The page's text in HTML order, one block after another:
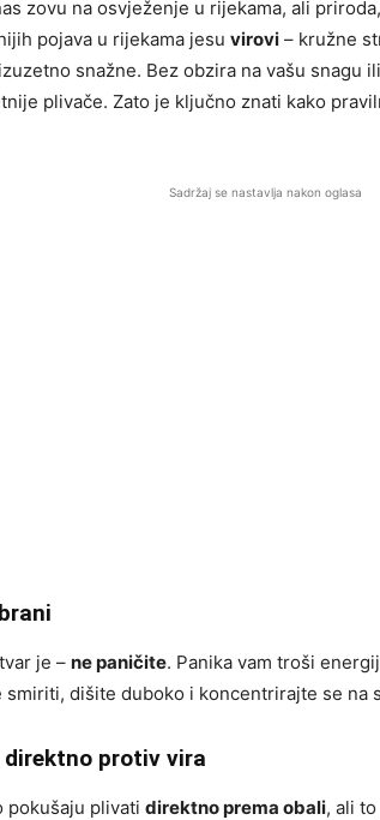
zovu na osvježenje u rijekama, ali
pojava u rijekama jesu virovi – kružne
snažne. Bez obzira na vašu snagu
plivače. Zato je ključno znati kako
Sadržaj se nastavlja nakon oglasa
je – ne paničite. Panika vam troši
smiriti, dišite duboko i koncentrirajte se na
direktno protiv vira
pokušaju plivati direktno prema obali, ali